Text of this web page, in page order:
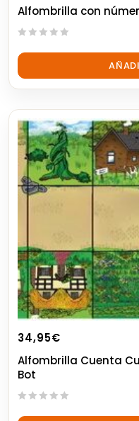
Alfombrilla con
out
34,95€
Alfombrilla Cuenta
Bot